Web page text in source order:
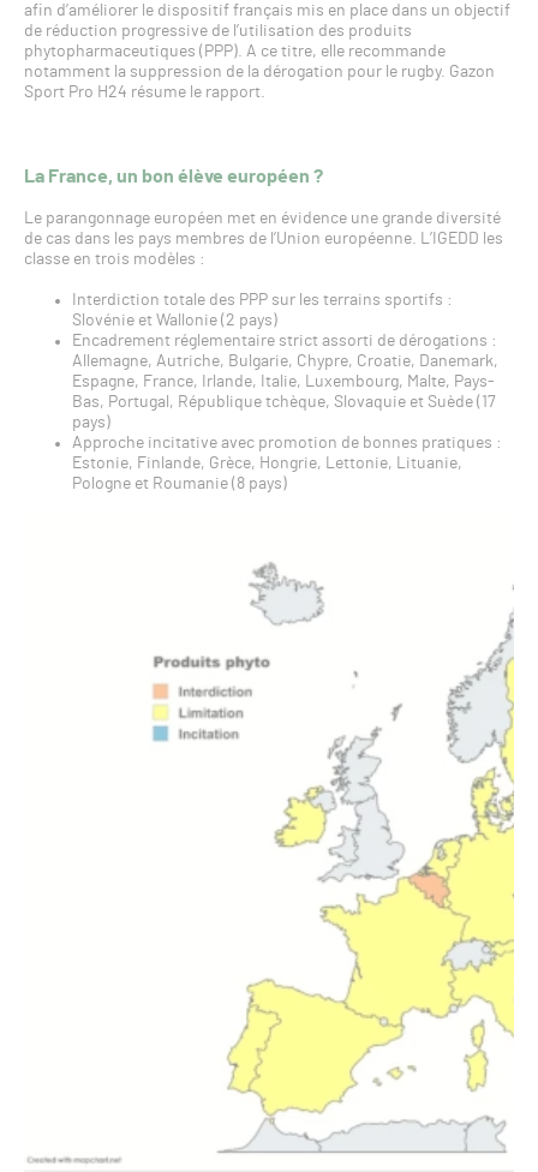
afin d’améliorer le dispositif français mis en place dans un objectif
de réduction progressive de l’utilisation des produits
phytopharmaceutiques (PPP). A ce titre, elle recommande
notamment la suppression de la dérogation pour le rugby. Gazon
Sport Pro H24 résume le rapport.
La France, un bon élève européen ?
Le parangonnage européen met en évidence une grande diversité
de cas dans les pays membres de l’Union européenne. L’IGEDD les
classe en trois modèles :
Interdiction totale des PPP sur les terrains sportifs :
Slovénie et Wallonie (2 pays)
Encadrement réglementaire strict assorti de dérogations :
Allemagne, Autriche, Bulgarie, Chypre, Croatie, Danemark,
Espagne, France, Irlande, Italie, Luxembourg, Malte, Pays-
Bas, Portugal, République tchèque, Slovaquie et Suède (17
pays)
Approche incitative avec promotion de bonnes pratiques :
Estonie, Finlande, Grèce, Hongrie, Lettonie, Lituanie,
Pologne et Roumanie (8 pays)